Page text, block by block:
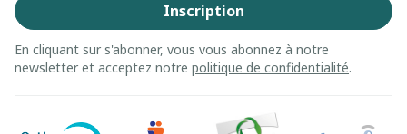
Inscription
En cliquant sur s'abonner, vous vous abonnez à notre
newsletter et acceptez notre politique de confidentialité.